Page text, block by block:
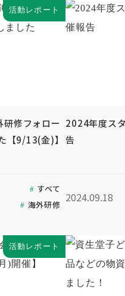
活動レポート
修フォロー
【9/13(金)】
すべて
海外研修
2024年度ス
告
2024.09.18
活動レポート